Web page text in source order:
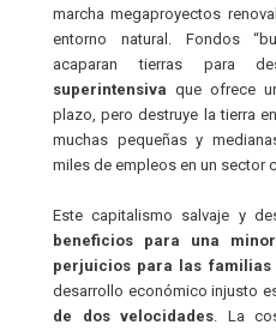
marcha megaproyectos
entorno natural. Fondos
acaparan tierras para
superintensiva que ofrece
plazo, pero destruye la tierra
muchas pequeñas y
miles de empleos en un sector
Este capitalismo salvaje y
beneficios para una
perjuicios para las familias
desarrollo económico injusto
de dos velocidades. La